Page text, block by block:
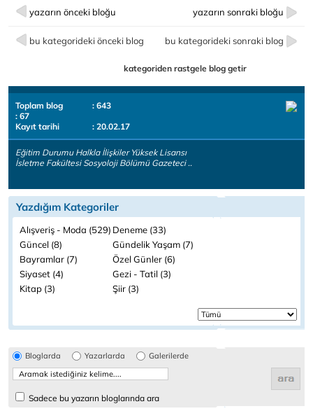
yazarın önceki bloğu yazarın sonraki bloğu
bu kategorideki önceki blog bu kategorideki sonraki blog
kategoriden rastgele blog getir
Toplam blog
: 643
: 67
Kayıt tarihi
: 20.02.17
Eğitim Durumu Halkla İlişkiler Yüksek Lisansı
İsletme Fakültesi Sosyoloji Bölümü Gazeteci ..
Yazdığım Kategoriler
Alışveriş - Moda (529) Deneme (33)
Güncel (8)
Gündelik Yaşam (7)
Bayramlar (7)
Özel Günler (6)
Siyaset (4)
Gezi - Tatil (3)
Kitap (3)
Şiir (3)
Bloglarda Yazarlarda Galerilerde
Sadece bu yazarın bloglarında ara